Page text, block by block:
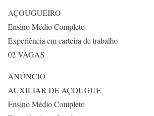
AÇOUGUEIRO
Ensino Médio Completo
Experiência em carteira de trabalho
02 VAGAS
ANÚNCIO
AUXILIAR DE AÇOUGUE
Ensino Médio Completo